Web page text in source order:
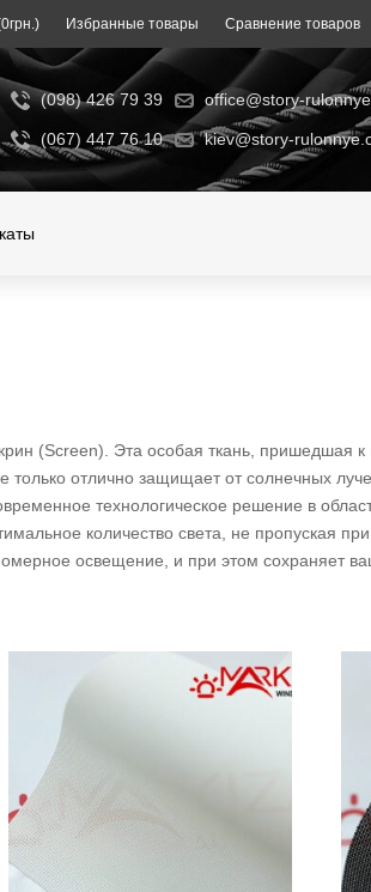
Избранные товары Сравнение товаров
(098) 426 79 39 office@story-
(067) 447 76 10 kiev@story-
(Screen). Эта особая ткань, пришедшая
только отлично защищает от солнечных
технологическое решение в
количество света, не пропуская
освещение, и при этом сохраняет